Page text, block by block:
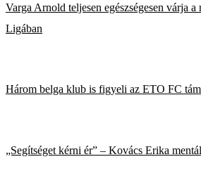
Varga Arnold teljesen egészségesen várja a
Ligában
Három belga klub is figyeli az ETO FC
„Segítséget kérni ér” – Kovács Erika